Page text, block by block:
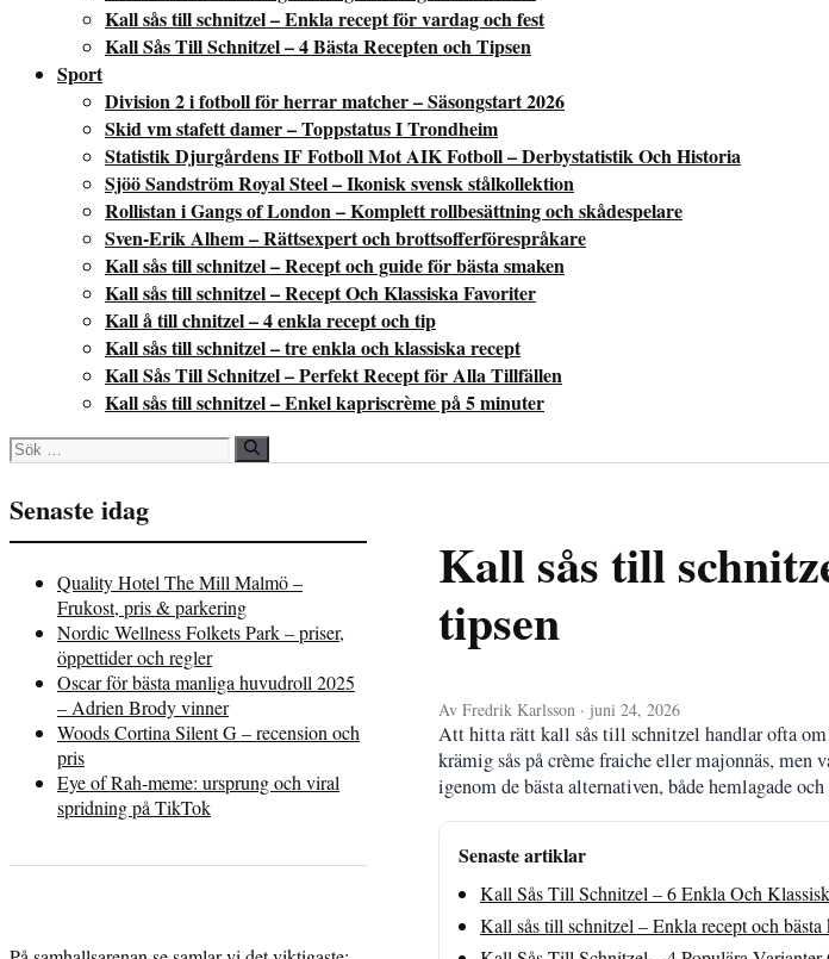
Kall sås till schnitzel – Enkla recept för vardag och fest
Kall Sås Till Schnitzel – 4 Bästa Recepten och Tipsen
Sport
Division 2 i fotboll för herrar matcher – Säsongstart 2026
Skid vm stafett damer – Toppstatus I Trondheim
Statistik Djurgårdens IF Fotboll Mot AIK Fotboll – Derbystatistik Och Historia
Sjöö Sandström Royal Steel – Ikonisk svensk stålkollektion
Rollistan i Gangs of London – Komplett rollbesättning och skådespelare
Sven-Erik Alhem – Rättsexpert och brottsofferförespråkare
Kall sås till schnitzel – Recept och guide för bästa smaken
Kall sås till schnitzel – Recept Och Klassiska Favoriter
Kall å till chnitzel – 4 enkla recept och tip
Kall sås till schnitzel – tre enkla och klassiska recept
Kall Sås Till Schnitzel – Perfekt Recept för Alla Tillfällen
Kall sås till schnitzel – Enkel kapriscrème på 5 minuter
Sök
efter:
Kall sås till
tipsen
Av Fredrik Karlsson · juni 24, 2026
Att hitta rätt kall sås till schnitzel handlar ofta om
krämig sås på crème fraiche eller majonnäs,
igenom de bästa alternativen, både hemlagade
Senaste artiklar
Kall Sås Till Schnitzel – 6 Enkla Och
Kall sås till schnitzel – Enkla recept och bästa
Senaste idag
Quality Hotel The Mill Malmö –
Frukost, pris & parkering
Nordic Wellness Folkets Park – priser,
öppettider och regler
Oscar för bästa manliga huvudroll 2025
– Adrien Brody vinner
Woods Cortina Silent G – recension och
pris
Eye of Rah-meme: ursprung och viral
spridning på TikTok